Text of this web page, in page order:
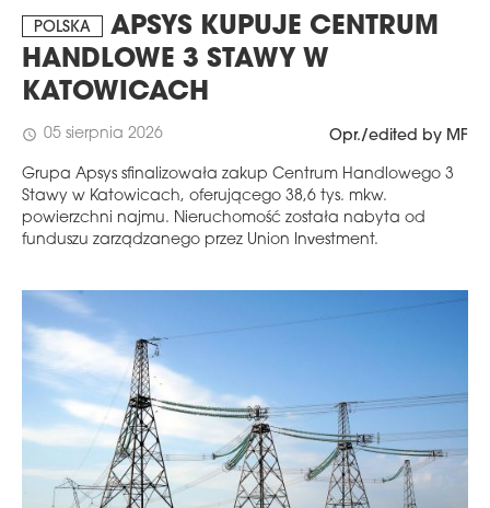
POLSKA
APSYS KUPUJE CENTRUM
HANDLOWE 3 STAWY W
KATOWICACH
schedule 05 sierpnia 2026 Opr./edited by MF
Grupa Apsys sfinalizowała zakup Centrum Handlowego 3
Stawy w Katowicach, oferującego 38,6 tys. mkw.
powierzchni najmu. Nieruchomość została nabyta od
funduszu zarządzanego przez Union Investment.